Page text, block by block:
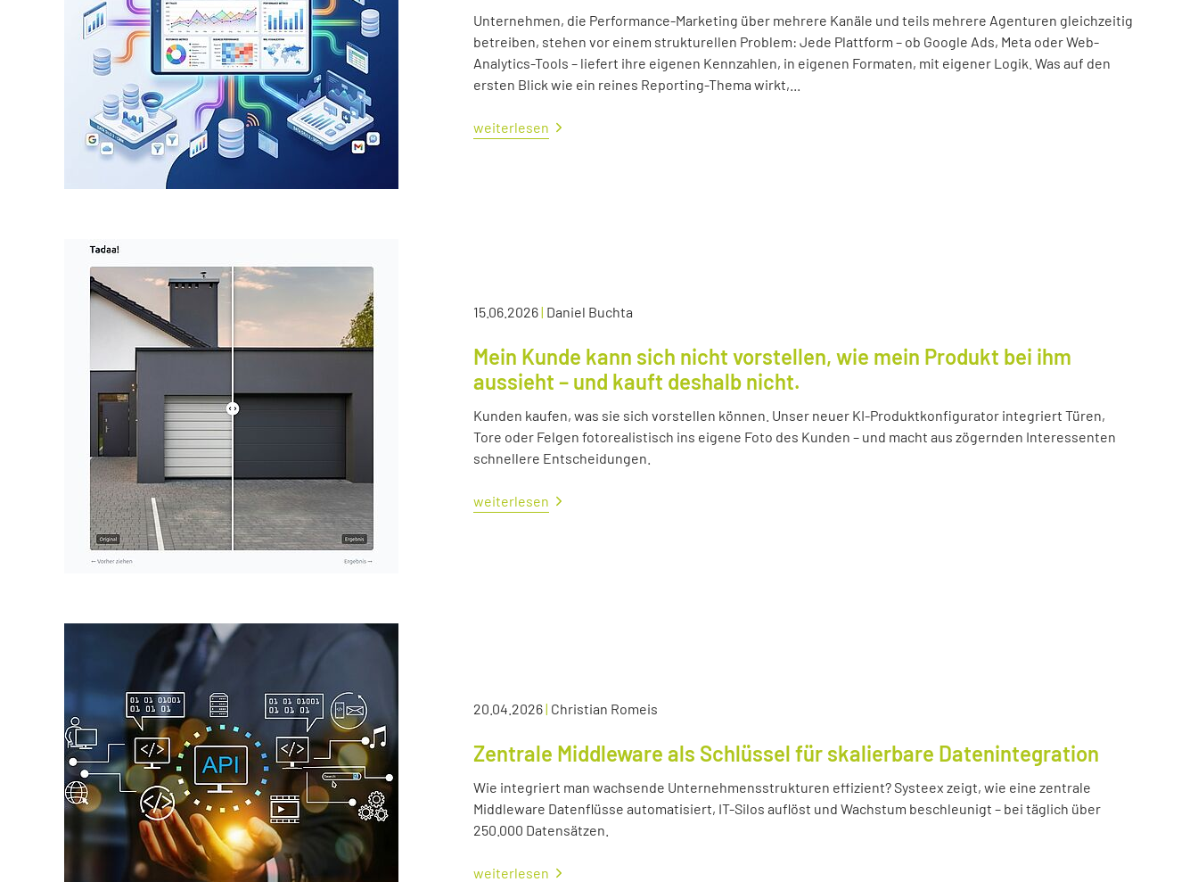
Unternehmen, die Performance-Marketing über mehrere Kanäle und teils mehrere Agenturen gleichzeitig
betreiben, stehen vor einem strukturellen Problem: Jede Plattform – ob Google Ads, Meta oder Web-
Analytics-Tools – liefert ihre eigenen Kennzahlen, in eigenen Formaten, mit eigener Logik. Was auf den
ersten Blick wie ein reines Reporting-Thema wirkt,...
weiterlesen
15.06.2026| Daniel Buchta
Mein Kunde kann sich nicht vorstellen, wie mein Produkt bei ihm
aussieht – und kauft deshalb nicht.
Kunden kaufen, was sie sich vorstellen können. Unser neuer KI-Produktkonfigurator integriert Türen,
Tore oder Felgen fotorealistisch ins eigene Foto des Kunden – und macht aus zögernden Interessenten
schnellere Entscheidungen.
weiterlesen
20.04.2026| Christian Romeis
Zentrale Middleware als Schlüssel für skalierbare Datenintegration
Wie integriert man wachsende Unternehmensstrukturen effizient? Systeex zeigt, wie eine zentrale
Middleware Datenflüsse automatisiert, IT-Silos auflöst und Wachstum beschleunigt – bei täglich über
250.000 Datensätzen.
weiterlesen